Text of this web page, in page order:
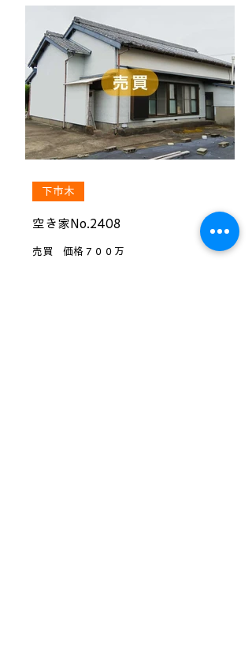
空き家No.2408
売買 価格７００万
下市木